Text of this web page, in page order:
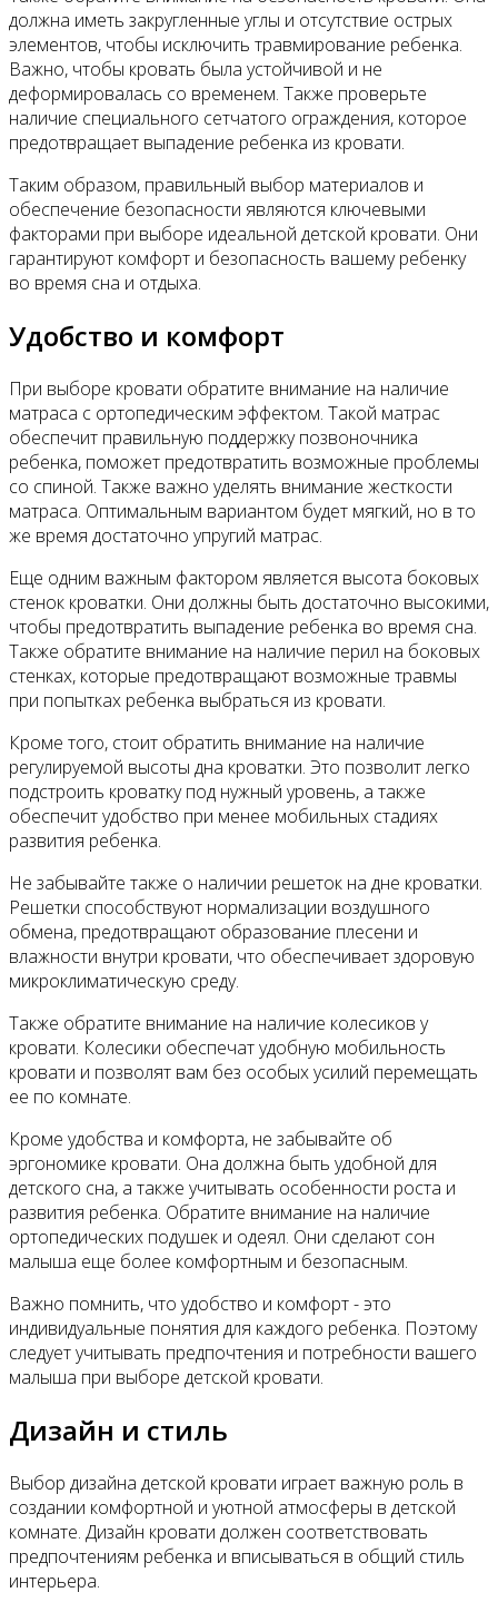
должна иметь закругленные углы и отсутствие острых
элементов, чтобы исключить травмирование ребенка.
Важно, чтобы кровать была устойчивой и не
деформировалась со временем. Также проверьте
наличие специального сетчатого ограждения, которое
предотвращает выпадение ребенка из кровати.
Таким образом, правильный выбор материалов и
обеспечение безопасности являются ключевыми
факторами при выборе идеальной детской кровати. Они
гарантируют комфорт и безопасность вашему ребенку
во время сна и отдыха.
Удобство и комфорт
При выборе кровати обратите внимание на наличие
матраса с ортопедическим эффектом. Такой матрас
обеспечит правильную поддержку позвоночника
ребенка, поможет предотвратить возможные проблемы
со спиной. Также важно уделять внимание жесткости
матраса. Оптимальным вариантом будет мягкий, но в то
же время достаточно упругий матрас.
Еще одним важным фактором является высота боковых
стенок кроватки. Они должны быть достаточно высокими,
чтобы предотвратить выпадение ребенка во время сна.
Также обратите внимание на наличие перил на боковых
стенках, которые предотвращают возможные травмы
при попытках ребенка выбраться из кровати.
Кроме того, стоит обратить внимание на наличие
регулируемой высоты дна кроватки. Это позволит легко
подстроить кроватку под нужный уровень, а также
обеспечит удобство при менее мобильных стадиях
развития ребенка.
Не забывайте также о наличии решеток на дне кроватки.
Решетки способствуют нормализации воздушного
обмена, предотвращают образование плесени и
влажности внутри кровати, что обеспечивает здоровую
микроклиматическую среду.
Также обратите внимание на наличие колесиков у
кровати. Колесики обеспечат удобную мобильность
кровати и позволят вам без особых усилий перемещать
ее по комнате.
Кроме удобства и комфорта, не забывайте об
эргономике кровати. Она должна быть удобной для
детского сна, а также учитывать особенности роста и
развития ребенка. Обратите внимание на наличие
ортопедических подушек и одеял. Они сделают сон
малыша еще более комфортным и безопасным.
Важно помнить, что удобство и комфорт - это
индивидуальные понятия для каждого ребенка. Поэтому
следует учитывать предпочтения и потребности вашего
малыша при выборе детской кровати.
Дизайн и стиль
Выбор дизайна детской кровати играет важную роль в
создании комфортной и уютной атмосферы в детской
комнате. Дизайн кровати должен соответствовать
предпочтениям ребенка и вписываться в общий стиль
интерьера.